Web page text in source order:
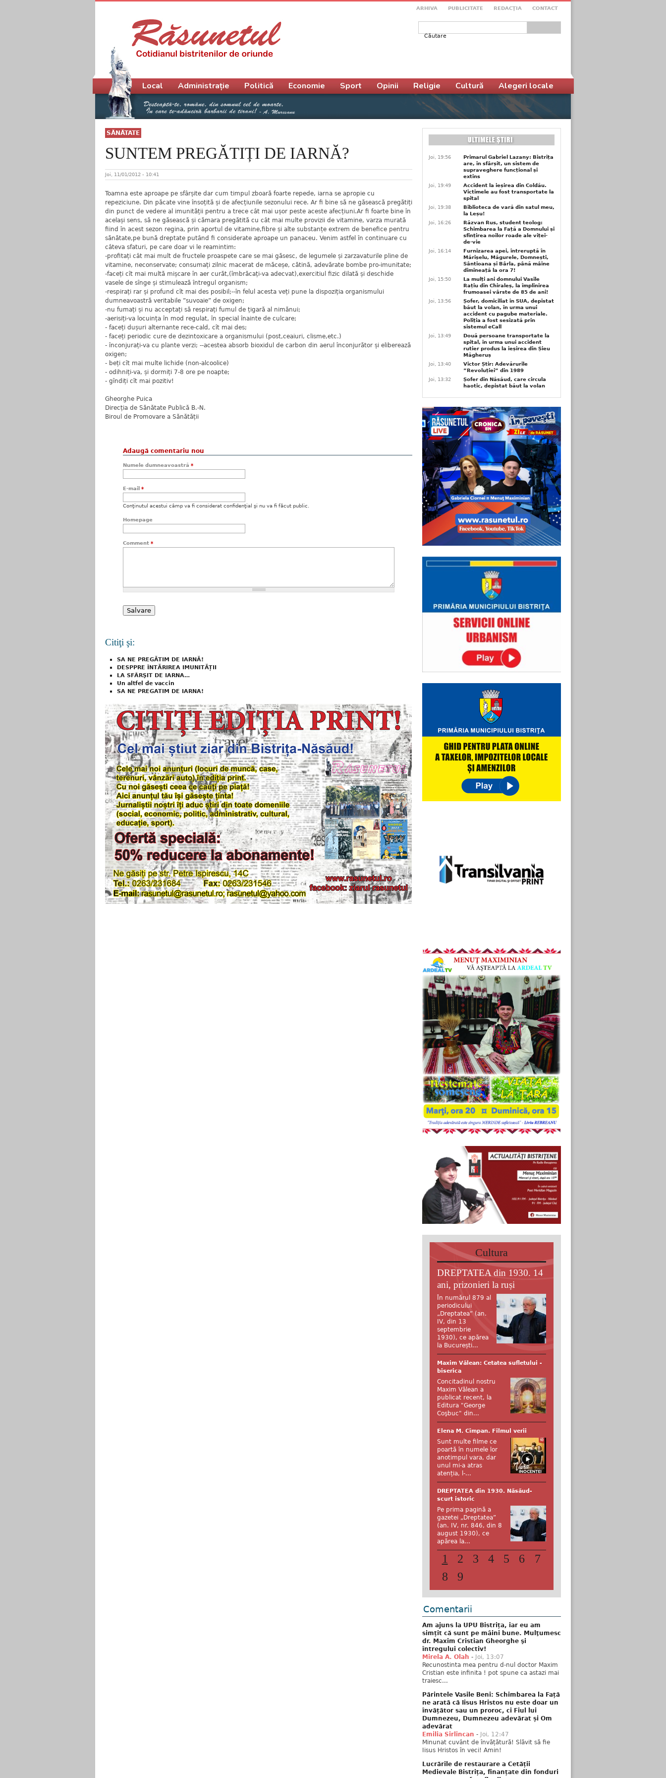
ARHIVA PUBLICITATE REDACŢIA CONTACT
Formular de căutare
SĂNĂTATE
SUNTEM PREGĂTIȚI DE IARNĂ?
Joi, 11/01/2012 - 10:41
Toamna este aproape pe sfârșite dar cum timpul zboară foarte repede, iarna se apropie cu
repeziciune. Din păcate vine însoțită și de afecțiunile sezonului rece. Ar fi bine să ne găsească pregătiți
din punct de vedere al imunității pentru a trece cât mai ușor peste aceste afecțiuni.Ar fi foarte bine în
același sens, să ne găsească și cămara pregătită cu cât mai multe provizii de vitamine, varza murată
fiind în acest sezon regina, prin aportul de vitamine,fibre și alte substanțe extrem de benefice pentru
sănătate,pe bună dreptate putând fi considerate aproape un panaceu. Venim astfel în continuare cu
câteva sfaturi, pe care doar vi le reamintim:
-profitați cât mai mult de fructele proaspete care se mai găsesc, de legumele și zarzavaturile pline de
vitamine, neconservate; consumați zilnic macerat de măceșe, cătină, adevărate bombe pro-imunitate;
-faceți cît mai multă mișcare în aer curăt,(îmbrăcați-va adecvat),exercitiul fizic dilată și deschide
vasele de sînge și stimulează întregul organism;
-respirați rar și profund cît mai des posibil;--în felul acesta veți pune la dispoziția organismului
dumneavoastră veritabile ”suvoaie” de oxigen;
-nu fumați și nu acceptați să respirați fumul de țigară al nimănui;
-aerisiți-va locuința în mod regulat, în special înainte de culcare;
- faceți dușuri alternante rece-cald, cît mai des;
- faceți periodic cure de dezintoxicare a organismului (post,ceaiuri, clisme,etc.)
- înconjurați-va cu plante verzi; --acestea absorb bioxidul de carbon din aerul înconjurător și eliberează
oxigen;
- beți cît mai multe lichide (non-alcoolice)
- odihniți-va, și dormiți 7-8 ore pe noapte;
- gîndiți cît mai pozitiv!
Gheorghe Puica
Direcția de Sănătate Publică B.-N.
Biroul de Promovare a Sănătății
Adaugă comentariu nou
Numele dumneavoastră *
E-mail *
Conţinutul acestui câmp va fi considerat confidenţial şi nu va fi făcut public.
Homepage
Comment *
Citiţi şi:
SA NE PREGĂTIM DE IARNĂ!
DESPPRE ÎNTĂRIREA IMUNITĂȚII
LA SFÂRŞIT DE IARNA…
Un altfel de vaccin
SA NE PREGATIM DE IARNA!
Meniu principal
Local Administrație Politică Economie Sport Opinii Religie Cultură Alegeri locale
Joi, 19:56
Primarul Gabriel Lazany: Bistrița
are, în sfârșit, un sistem de
supraveghere funcțional și
extins
Joi, 19:49
Accident la ieșirea din Coldău.
Victimele au fost transportate la
spital
Joi, 19:38
Biblioteca de vară din satul meu,
la Leșu!
Joi, 16:26
Răzvan Rus, student teolog:
Schimbarea la Față a Domnului și
sfințirea noilor roade ale viței-
de-vie
Joi, 16:14
Furnizarea apei, întreruptă în
Mărișelu, Măgurele, Domnești,
Sântioana și Bârla, până mâine
dimineață la ora 7!
Joi, 15:50
La mulți ani domnului Vasile
Rațiu din Chiraleș, la împlinirea
frumoasei vârste de 85 de ani!
Joi, 13:56
Șofer, domiciliat în SUA, depistat
băut la volan, în urma unui
accident cu pagube materiale.
Poliția a fost sesizată prin
sistemul eCall
Joi, 13:49
Două persoane transportate la
spital, în urma unui accident
rutier produs la ieșirea din Șieu
Măgheruș
Joi, 13:40
Victor Știr: Adevărurile
”Revoluției” din 1989
Joi, 13:32
Șofer din Năsăud, care circula
haotic, depistat băut la volan
Cultura
DREPTATEA din 1930. 14
ani, prizonieri la ruși
În numărul 879 al
periodicului
„Dreptatea” (an.
IV, din 13
septembrie
1930), ce apărea
la București...
Maxim Vălean: Cetatea sufletului -
biserica
Concitadinul nostru
Maxim Vălean a
publicat recent, la
Editura "George
Coşbuc" din...
Elena M. Cîmpan. Filmul verii
Sunt multe filme ce
poartă în numele lor
anotimpul vara, dar
unul mi-a atras
atenția, l-...
DREPTATEA din 1930. Năsăud-
scurt istoric
Pe prima pagină a
gazetei „Dreptatea”
(an. IV, nr. 846, din 8
august 1930), ce
apărea la...
1 2 3 4 5 6
7
8
9
Comentarii
Am ajuns la UPU Bistrița, iar eu am
simțit că sunt pe mâini bune. Mulţumesc
dr. Maxim Cristian Gheorghe şi
întregului colectiv!
Mirela A. Olah - Joi, 13:07
Recunostinta mea pentru d-nul doctor Maxim
Cristian este infinita ! pot spune ca astazi mai
traiesc...
Părintele Vasile Beni: Schimbarea la Față
ne arată că Iisus Hristos nu este doar un
învățător sau un proroc, ci Fiul lui
Dumnezeu, Dumnezeu adevărat și Om
adevărat
Emilia Sirlincan - Joi, 12:47
Minunat cuvânt de învățătură! Slăvit să fie
Iisus Hristos în veci! Amin!
Lucrările de restaurare a Cetății
Medievale Bistrița, finanțate din fonduri